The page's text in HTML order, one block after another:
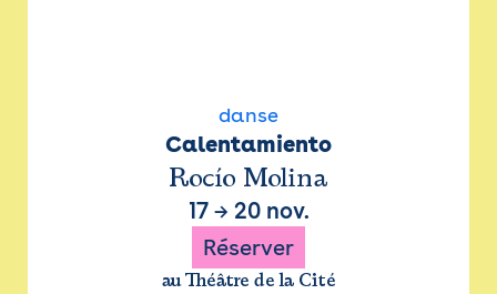
danse
Calentamiento
Rocío Molina
17→ 20 nov.
Réserver
au Théâtre de la Cité